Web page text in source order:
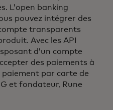
L’open banking
pouvez intégrer des
transparents
Avec les API
d’un compte
des paiements à
paiement par carte de
et fondateur, Rune